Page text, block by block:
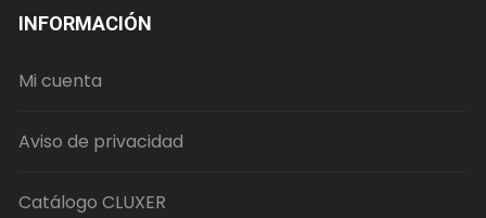
INFORMACIÓN
Mi cuenta
Aviso de privacidad
Catálogo CLUXER